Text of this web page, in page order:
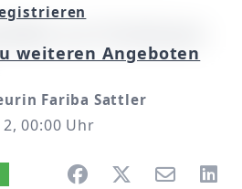
Fariba Sattler
00:00 Uhr
weiteren Angeboten